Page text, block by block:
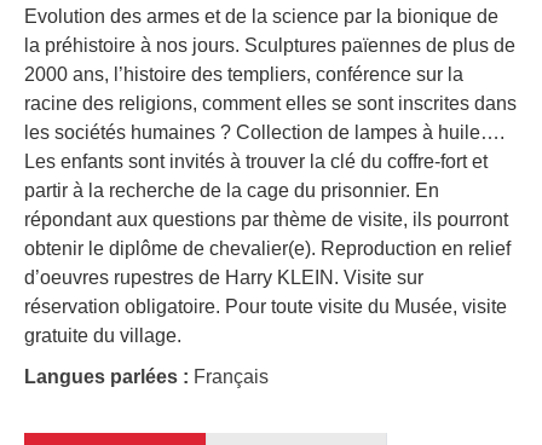
Evolution des armes et de la science par la bionique de
la préhistoire à nos jours. Sculptures païennes de plus de
2000 ans, l’histoire des templiers, conférence sur la
racine des religions, comment elles se sont inscrites dans
les sociétés humaines ? Collection de lampes à huile….
Les enfants sont invités à trouver la clé du coffre-fort et
partir à la recherche de la cage du prisonnier. En
répondant aux questions par thème de visite, ils pourront
obtenir le diplôme de chevalier(e). Reproduction en relief
d’oeuvres rupestres de Harry KLEIN. Visite sur
réservation obligatoire. Pour toute visite du Musée, visite
gratuite du village.
Langues parlées : Français